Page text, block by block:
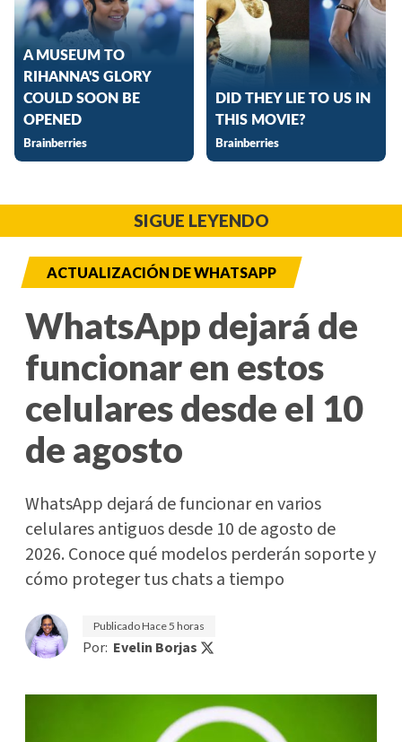
SIGUE LEYENDO
ACTUALIZACIÓN DE WHATSAPP
WhatsApp dejará de
funcionar en estos
celulares desde el 10
de agosto
WhatsApp dejará de funcionar en varios
celulares antiguos desde 10 de agosto de
2026. Conoce qué modelos perderán soporte y
cómo proteger tus chats a tiempo
PublicadoHace 5 horas
Por: Evelin Borjas